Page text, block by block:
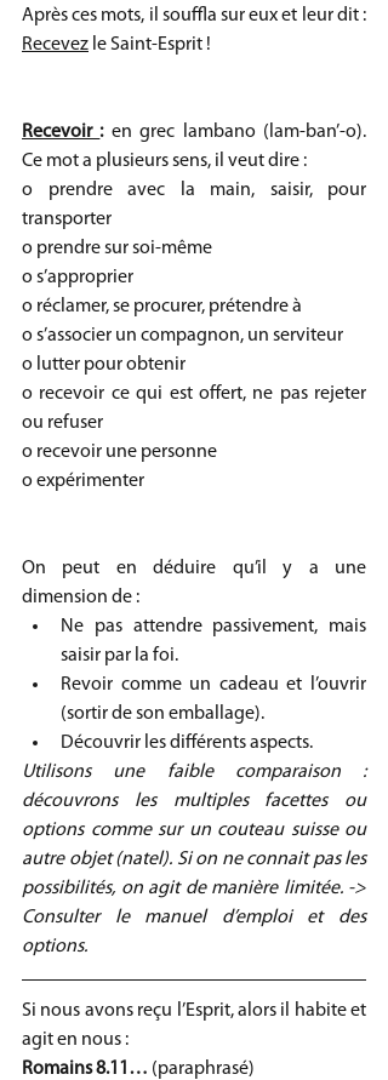
Recevez le Saint-Esprit !
Recevoir : en grec lambano (lam-ban’-o).
Ce mot a plusieurs sens, il veut dire :
o prendre avec la main, saisir, pour
transporter
o prendre sur soi-même
o s’approprier
o réclamer, se procurer, prétendre à
o s’associer un compagnon, un serviteur
o lutter pour obtenir
o recevoir ce qui est offert, ne pas rejeter
ou refuser
o recevoir une personne
o expérimenter
On peut en déduire qu’il y a une
dimension de :
Ne pas attendre passivement, mais
saisir par la foi.
Revoir comme un cadeau et l’ouvrir
(sortir de son emballage).
Découvrir les différents aspects.
Utilisons une faible comparaison :
découvrons les multiples facettes ou
options comme sur un couteau suisse ou
autre objet (natel). Si on ne connait pas les
possibilités, on agit de manière limitée. ->
Consulter le manuel d’emploi et des
options.
Si nous avons reçu l’Esprit, alors il habite et
agit en nous :
Romains 8.11… (paraphrasé)